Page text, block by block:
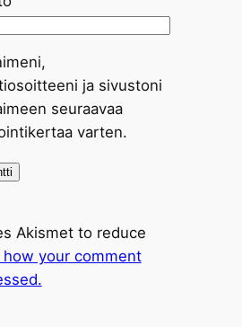
ja sivustoni
seuraavaa
varten.
Akismet to reduce
how your comment